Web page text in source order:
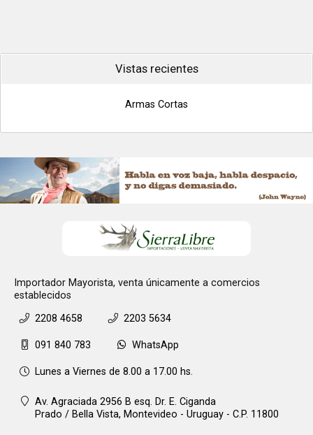
Vistas recientes
Armas Cortas
Importador Mayorista, venta únicamente a comercios
establecidos
2208 4658
2203 5634
091 840 783 WhatsApp
Lunes a Viernes de 8.00 a 17.00 hs.
Av. Agraciada 2956 B esq. Dr. E. Ciganda
Prado / Bella Vista, Montevideo - Uruguay - C.P. 11800